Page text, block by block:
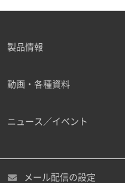
ご勤務先
職種
製品情報
動画・各種資料
ニュース／イベント
メール配信の設定